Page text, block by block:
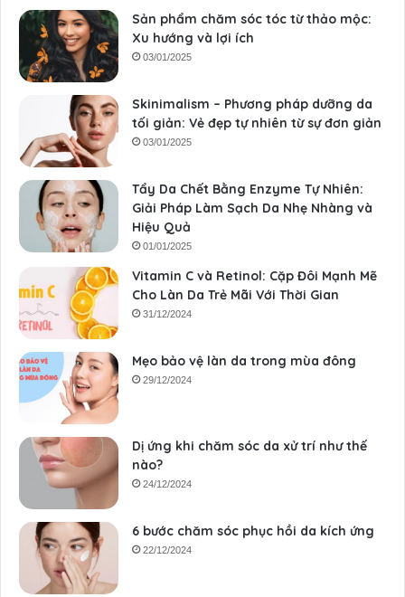
Sản phẩm chăm sóc tóc từ thảo mộc:
Xu hướng và lợi ích
03/01/2025
Skinimalism – Phương pháp dưỡng da
tối giản: Vẻ đẹp tự nhiên từ sự đơn giản
03/01/2025
Tẩy Da Chết Bằng Enzyme Tự Nhiên:
Giải Pháp Làm Sạch Da Nhẹ Nhàng và
Hiệu Quả
01/01/2025
Vitamin C và Retinol: Cặp Đôi Mạnh Mẽ
Cho Làn Da Trẻ Mãi Với Thời Gian
31/12/2024
Mẹo bảo vệ làn da trong mùa đông
29/12/2024
Dị ứng khi chăm sóc da xử trí như thế
nào?
24/12/2024
6 bước chăm sóc phục hồi da kích ứng
22/12/2024